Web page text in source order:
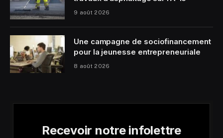
9 août 2026
Une campagne de sociofinancement
pour la jeunesse entrepreneuriale
8 août 2026
Recevoir notre infolettre